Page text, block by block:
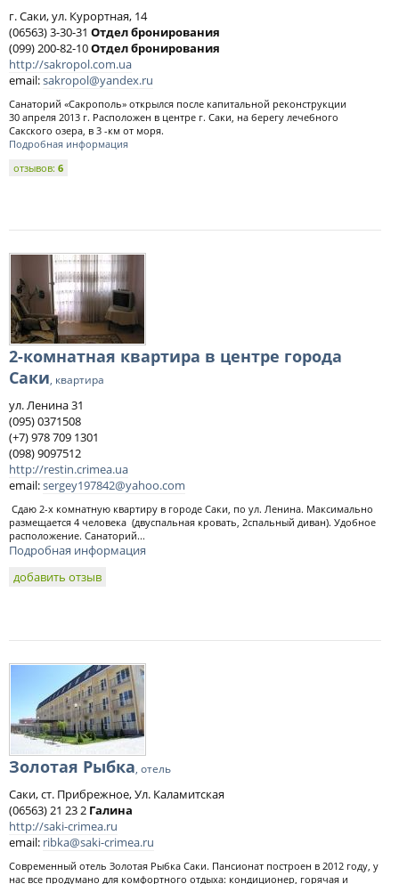
г. Саки, ул. Курортная, 14
(06563) 3-30-31 Отдел бронирования
(099) 200-82-10Отдел бронирования
http://sakropol.com.ua
email:sakropol@yandex.ru
Санаторий «Сакрополь» открылся после капитальной реконструкции
30 апреля 2013 г. Расположен в центре г. Саки, на берегу лечебного
Сакского озера, в 3 -км от моря.
Подробная информация
отзывов: 6
2-комнатная квартира в центре города
Саки, квартира
ул. Ленина 31
(095) 0371508
(+7) 978 709 1301
(098) 9097512
http://restin.crimea.ua
email:sergey197842@yahoo.com
Сдаю 2-х комнатную квартиру в городе Саки, по ул. Ленина. Максимально
размещается 4 человека (двуспальная кровать, 2спальный диван). Удобное
расположение. Санаторий...
Подробная информация
добавить отзыв
Золотая Рыбка, отель
Саки, ст. Прибрежное, Ул. Каламитская
(06563) 21 23 2 Галина
http://saki-crimea.ru
email: ribka@saki-crimea.ru
Современный отель Золотая Рыбка Саки. Пансионат построен в 2012 году, у
нас все продумано для комфортного отдыха: кондиционер, горячая и